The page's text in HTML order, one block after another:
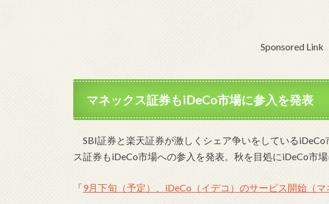
Sponsored Link
マネックス証券もiDeCo市場に参入を発表
SBI証券と楽天証券が激しくシェア争いをしている
ス証券もiDeCo市場への参入を発表。秋を目処にiDeCo市
「9月下旬（予定）、iDeCo（イデコ）のサービス開始（マ